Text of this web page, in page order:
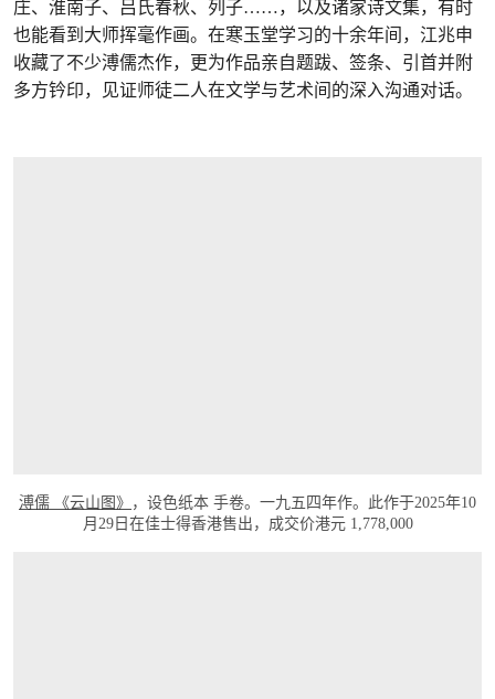
庄、淮南子、吕氏春秋、列子……，以及诸家诗文集，有时
也能看到大师挥毫作画。在寒玉堂学习的十余年间，江兆申
收藏了不少溥儒杰作，更为作品亲自题跋、签条、引首并附
多方钤印，见证师徒二人在文学与艺术间的深入沟通对话。
溥儒 《云山图》 ，设色纸本 手卷。一九五四年作。此作于2025年10
月29日在佳士得香港售出，成交价港元 1,778,000